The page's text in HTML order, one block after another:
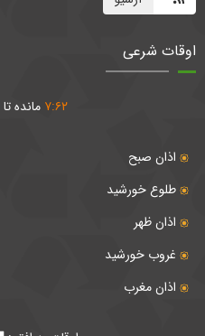
اوقات شرعی
۷:۶۲ مانده تا
اذان صبح
طلوع خورشید
اذان ظهر
غروب خورشید
اذان مغرب